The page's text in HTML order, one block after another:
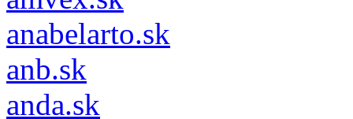
anabelarto.sk
anb.sk
anda.sk